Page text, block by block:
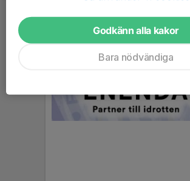
Godkänn alla kakor
Bara nödvändiga